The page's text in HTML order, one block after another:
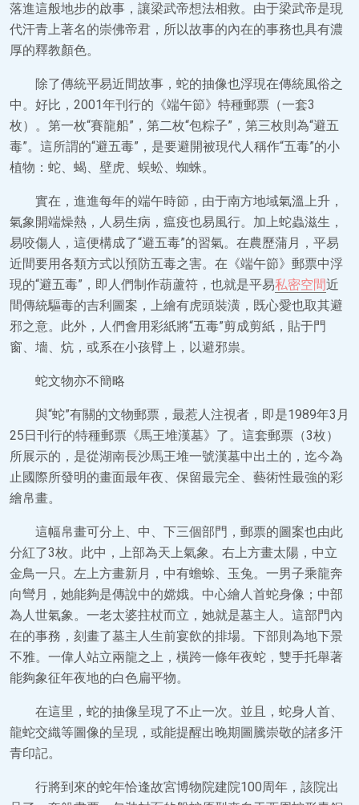
落進這般地步的啟事，讓梁武帝想法相救。由于梁武帝是現
代汗青上著名的崇佛帝君，所以故事的內在的事務也具有濃
厚的釋教顏色。
除了傳統平易近間故事，蛇的抽像也浮現在傳統風俗之
中。好比，2001年刊行的《端午節》特種郵票（一套3
枚）。第一枚“賽龍船”，第二枚“包粽子”，第三枚則為“避五
毒”。這所謂的“避五毒”，是要避開被現代人稱作“五毒”的小
植物：蛇、蝎、壁虎、蜈蚣、蜘蛛。
實在，進進每年的端午時節，由于南方地域氣溫上升，
氣象開端燥熱，人易生病，瘟疫也易風行。加上蛇蟲滋生，
易咬傷人，這便構成了“避五毒”的習氣。在農歷蒲月，平易
近間要用各類方式以預防五毒之害。在《端午節》郵票中浮
現的“避五毒”，即人們制作葫蘆符，也就是平易私密空間近
間傳統驅毒的吉利圖案，上繪有虎頭裝潢，既心愛也取其避
邪之意。此外，人們會用彩紙將“五毒”剪成剪紙，貼于門
窗、墻、炕，或系在小孩臂上，以避邪祟。
蛇文物亦不簡略
與“蛇”有關的文物郵票，最惹人注視者，即是1989年3月
25日刊行的特種郵票《馬王堆漢墓》了。這套郵票（3枚）
所展示的，是從湖南長沙馬王堆一號漢墓中出土的，迄今為
止國際所發明的畫面最年夜、保留最完全、藝術性最強的彩
繪帛畫。
這幅帛畫可分上、中、下三個部門，郵票的圖案也由此
分紅了3枚。此中，上部為天上氣象。右上方畫太陽，中立
金鳥一只。左上方畫新月，中有蟾蜍、玉兔。一男子乘龍奔
向彎月，她能夠是傳說中的嫦娥。中心繪人首蛇身像；中部
為人世氣象。一老太婆拄杖而立，她就是墓主人。這部門內
在的事務，刻畫了墓主人生前宴飲的排場。下部則為地下景
不雅。一偉人站立兩龍之上，橫跨一條年夜蛇，雙手托舉著
能夠象征年夜地的白色扁平物。
在這里，蛇的抽像呈現了不止一次。並且，蛇身人首、
龍蛇交織等圖像的呈現，或能提醒出晚期圖騰崇敬的諸多汗
青印記。
行將到來的蛇年恰逢故宮博物院建院100周年，該院出